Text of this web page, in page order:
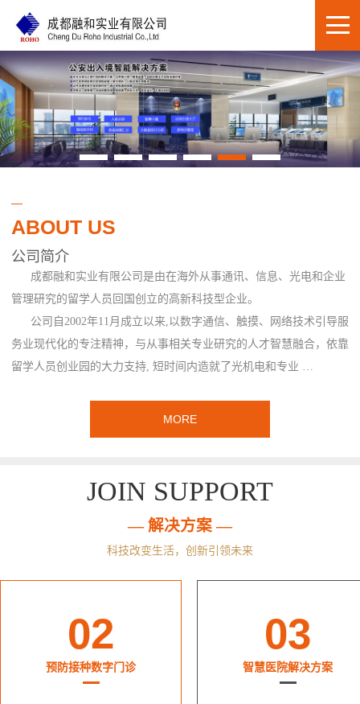
ABOUT US
公司简介
成都融和实业有限公司是由在海外从事通讯、信息、光电和企业
管理研究的留学人员回国创立的高新科技型企业。
公司自2002年11月成立以来,以数字通信、触摸、网络技术引导服
务业现代化的专注精神，与从事相关专业研究的人才智慧融合，依靠
留学人员创业园的大力支持, 短时间内造就了光机电和专业 …
MORE
JOIN SUPPORT
— 解决方案 —
科技改变生活，创新引领未来
02
预防接种数字门诊
03
智慧医院解决方案